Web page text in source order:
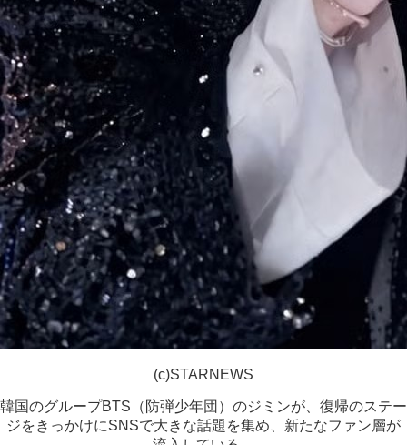
(c)STARNEWS
韓国のグループBTS（防弾少年団）のジミンが、復帰のステー
ジをきっかけにSNSで大きな話題を集め、新たなファン層が